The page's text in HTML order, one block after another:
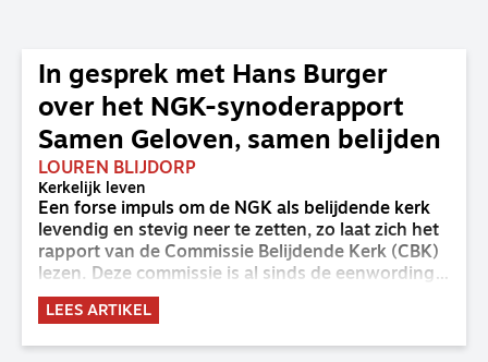
In gesprek met Hans Burger
over het NGK-synoderapport
Samen Geloven, samen belijden
LOUREN BLIJDORP
Kerkelijk leven
Een forse impuls om de NGK als belijdende kerk
levendig en stevig neer te zetten, zo laat zich het
rapport van de Commissie Belijdende Kerk (CBK)
lezen. Deze commissie is al sinds de eenwording
van de GKv en NGK actief en kreeg van de
synode van Deventer in 2023 de opdracht om
LEES ARTIKEL